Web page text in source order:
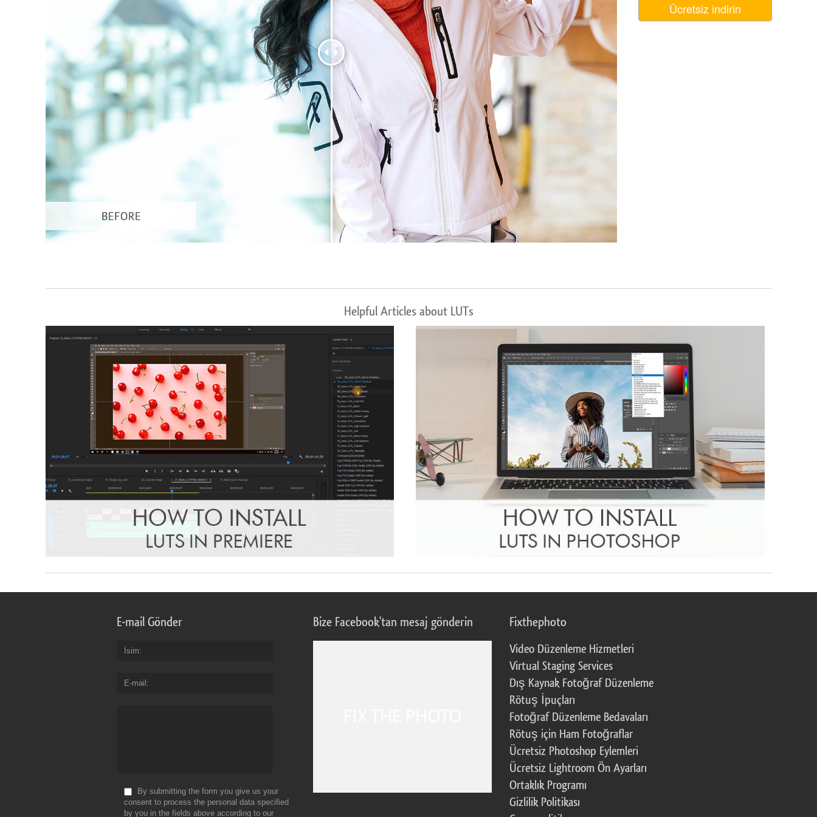
Ürün Rötuş Hizmetleri Mücevher Rötuş Hizmetleri AI Eğitim Verileri Ücretsiz indirin
Helpful Articles about LUTs
E-mail Gönder
İsim
E-mail
By submitting the form you give us your
consent to process the personal data specified
by you in the fields above according to our
Bize Facebook'tan mesaj gönderin Fixthephoto
Video Düzenleme Hizmetleri
Virtual Staging Services
Dış Kaynak Fotoğraf Düzenleme
Rötuş İpuçları
Fotoğraf Düzenleme Bedavaları
Rötuş için Ham Fotoğraflar
Ücretsiz Photoshop Eylemleri
Ücretsiz Lightroom Ön Ayarları
Ortaklık Programı
Gizlilik Politikası